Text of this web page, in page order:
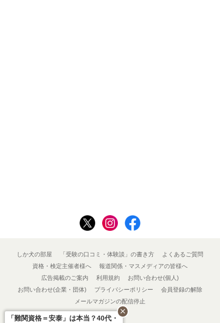
しか犬の部屋 「受験の口コミ・体験談」の書き方
よくあるご質問
資格・検定主催者様へ
報道関係・マスメディアの皆様へ
広告掲載のご案内
利用規約
お問い合わせ(個人)
お問い合わせ(企業・団体)
プライバシーポリシー
会員登録の解除
メールマガジンの配信停止
「難関資格＝安泰」は本当？40代・
close